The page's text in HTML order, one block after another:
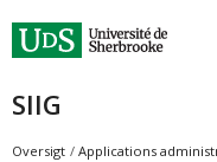
SIIG
Oversigt Applications